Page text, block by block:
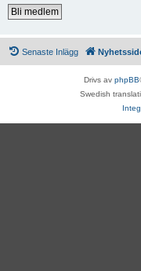
Bli medlem
Senaste Inlägg
Drivs av phpBB
Swedish